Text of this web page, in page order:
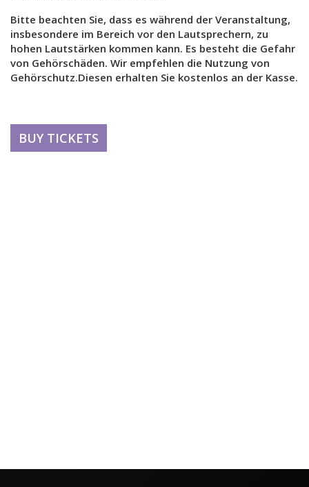
Bitte beachten Sie, dass es während der Veranstaltung,
insbesondere im Bereich vor den Lautsprechern, zu
hohen Lautstärken kommen kann. Es besteht die Gefahr
von Gehörschäden. Wir empfehlen die Nutzung von
Gehörschutz.Diesen erhalten Sie kostenlos an der Kasse.
BUY TICKETS